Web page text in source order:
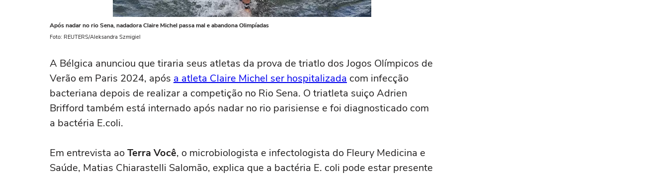
Após nadar no rio Sena, nadadora Claire Michel passa mal e abandona Olimpíadas
Foto: REUTERS/Aleksandra Szmigiel
A Bélgica anunciou que tiraria seus atletas da prova de triatlo dos Jogos Olímpicos de
Verão em Paris 2024, após a atleta Claire Michel ser hospitalizada com infecção
bacteriana depois de realizar a competição no Rio Sena. O triatleta suiço Adrien
Brifford também está internado após nadar no rio parisiense e foi diagnosticado com
a bactéria E.coli.
Em entrevista aoTerra Você, o microbiologista e infectologista do Fleury Medicina e
Saúde, Matias Chiarastelli Salomão, explica que a bactéria E. coli pode estar presente